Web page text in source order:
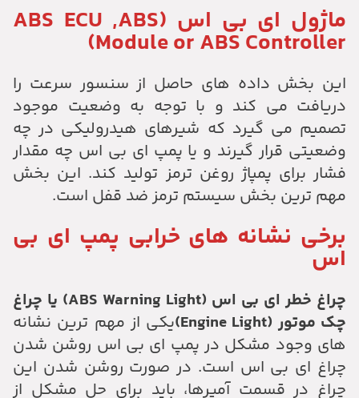
ماژول ای بی اس (ABS ECU ,ABS
Module or ABS Controller)
این بخش داده های حاصل از سنسور سرعت را
دریافت می کند و با توجه به وضعیت موجود
تصمیم می گیرد که شیرهای هیدرولیکی در چه
وضعیتی قرار گیرند و یا پمپ ای بی اس چه مقدار
فشار برای پمپاژ روغن ترمز تولید کند. این بخش
مهم ترین بخش سیستم ترمز ضد قفل است.
برخی نشانه های خرابی پمپ ای بی
اس
چراغ خطر ای بی اس (ABS Warning Light)
یا چراغ
چک موتور (Engine Light)
یکی از مهم ترین نشانه
های وجود مشکل در پمپ ای بی اس روشن شدن
چراغ ای بی اس است. در صورت روشن شدن این
چراغ در قسمت آمپرها، باید برای حل مشکل از